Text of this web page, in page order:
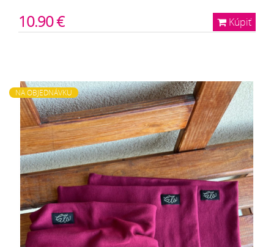
Kúpiť
10.90 €
NA OBJEDNÁVKU